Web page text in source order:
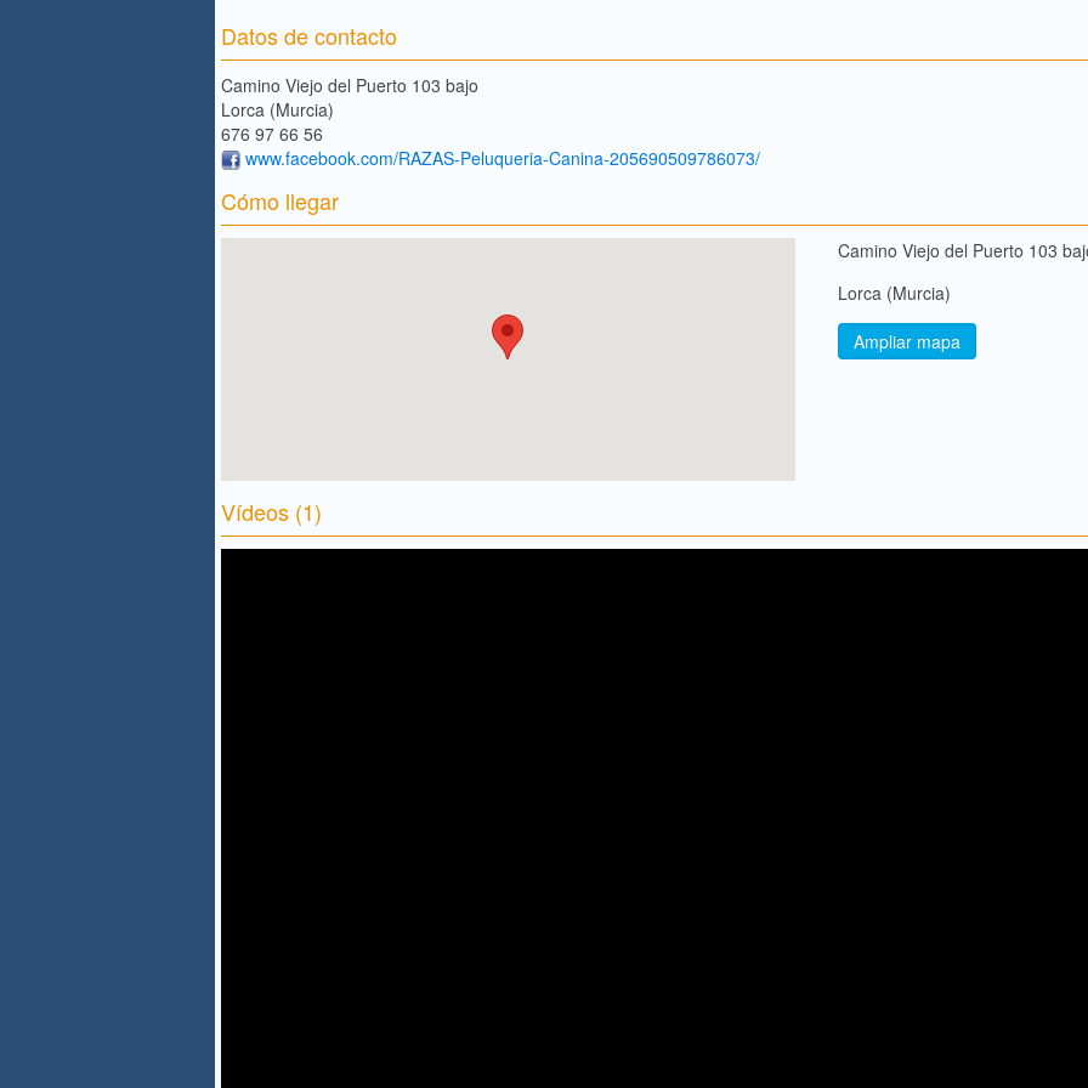
Datos de contacto
Camino Viejo del Puerto 103 bajo
Lorca (Murcia)
676 97 66 56
www.facebook.com/RAZAS-Peluqueria-Canina-205690509786073/
Cómo llegar
Camino Viejo del Puerto 103
Lorca (Murcia)
Ampliar mapa
Vídeos (1)